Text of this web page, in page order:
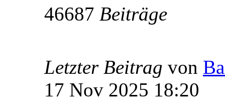
46687 Beiträge
Letzter Beitrag von
17 Nov 2025 18:20